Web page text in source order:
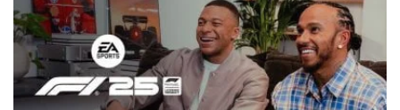
Sports
F1
25
Resmi
Dirilis:
Pengalaman